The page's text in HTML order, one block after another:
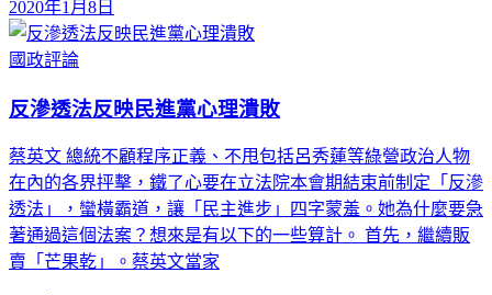
2020年1月8日
國政評論
反滲透法反映民進黨心理潰敗
蔡英文 總統不顧程序正義、不甩包括呂秀蓮等綠營政治人物
在內的各界抨擊，鐵了心要在立法院本會期結束前制定「反滲
透法」，蠻橫霸道，讓「民主進步」四字蒙羞。她為什麼要急
著通過這個法案？想來是有以下的一些算計。 首先，繼續販
賣「芒果乾」。蔡英文當家